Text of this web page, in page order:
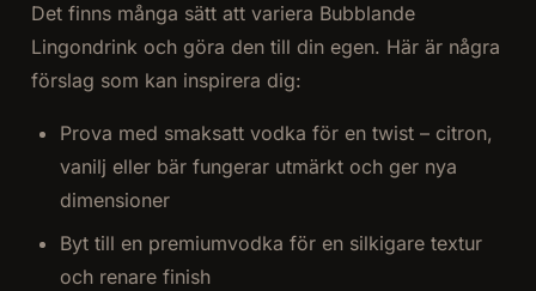
Det finns många sätt att variera Bubblande
Lingondrink och göra den till din egen. Här är några
förslag som kan inspirera dig:
Prova med smaksatt vodka för en twist – citron,
vanilj eller bär fungerar utmärkt och ger nya
dimensioner
Byt till en premiumvodka för en silkigare textur
och renare finish